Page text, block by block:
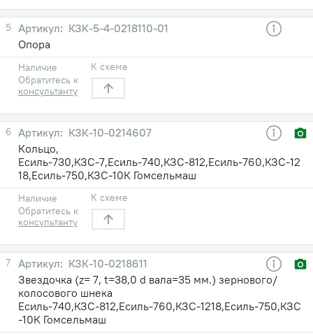
5
КЗК-5-4-0218110-01
Опора
Наличие
Обратитесь к
консультанту
К схеме
6
КЗК-10-0214607
Кольцо,
Есиль-730,КЗС-7,Есиль-740,КЗС-812,Есиль-760,КЗС-12
18,Есиль-750,КЗС-10К Гомсельмаш
Наличие
Обратитесь к
консультанту
К схеме
7
КЗК-10-0218611
Звездочка (z= 7, t=38,0 d вала=35 мм.) зернового/
колосового шнека
Есиль-740,КЗС-812,Есиль-760,КЗС-1218,Есиль-750,КЗС
-10К Гомсельмаш